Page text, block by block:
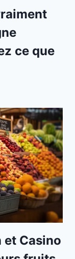
ce que
et Casino